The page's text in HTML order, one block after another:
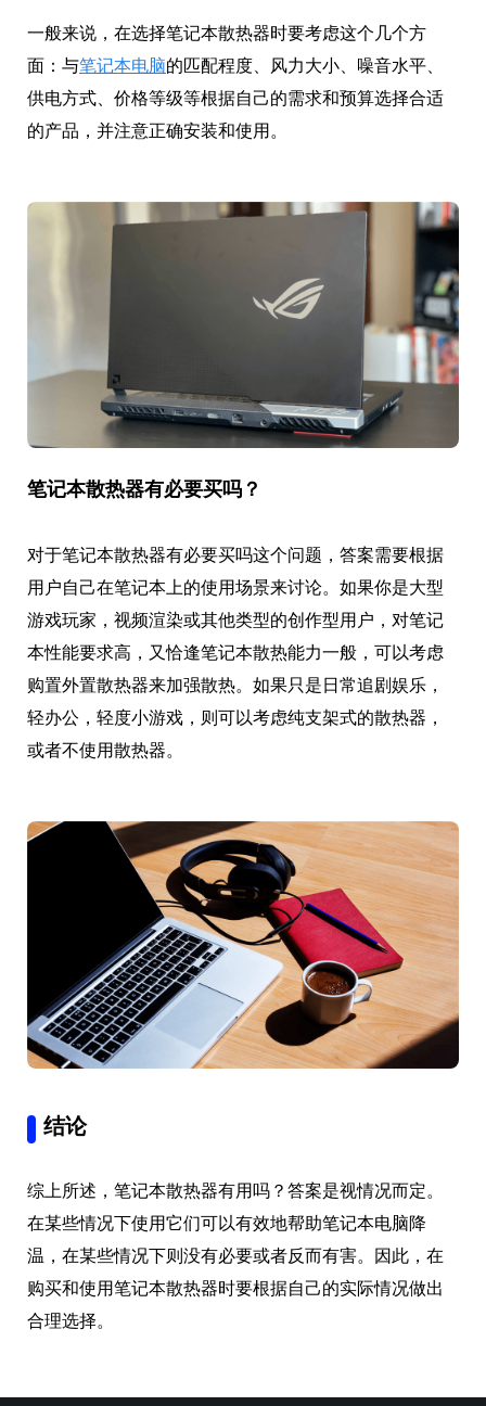
一般来说，在选择笔记本散热器时要考虑这个几个方
面：与笔记本电脑的匹配程度、风力大小、噪音水平、
供电方式、价格等级等根据自己的需求和预算选择合适
的产品，并注意正确安装和使用。
笔记本散热器有必要买吗？
对于笔记本散热器有必要买吗这个问题，答案需要根据
用户自己在笔记本上的使用场景来讨论。如果你是大型
游戏玩家，视频渲染或其他类型的创作型用户，对笔记
本性能要求高，又恰逢笔记本散热能力一般，可以考虑
购置外置散热器来加强散热。如果只是日常追剧娱乐，
轻办公，轻度小游戏，则可以考虑纯支架式的散热器，
或者不使用散热器。
结论
综上所述，笔记本散热器有用吗？答案是视情况而定。
在某些情况下使用它们可以有效地帮助笔记本电脑降
温，在某些情况下则没有必要或者反而有害。因此，在
购买和使用笔记本散热器时要根据自己的实际情况做出
合理选择。